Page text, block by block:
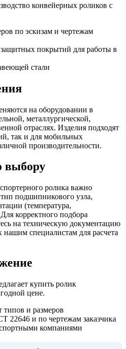
конвейерных роликов с
по эскизам и чертежам
покрытий для работы в
стали
на оборудовании в
металлургической,
отраслях. Изделия подходят
так и для мобильных
производительности.
выбору
ролика важно
подшипникового узла,
(температура,
корректного подбора
на техническую документацию
нашим специалистам для расчета
купить ролик
цене.
типов и размеров
22646 и по чертежам заказчика
компаниями